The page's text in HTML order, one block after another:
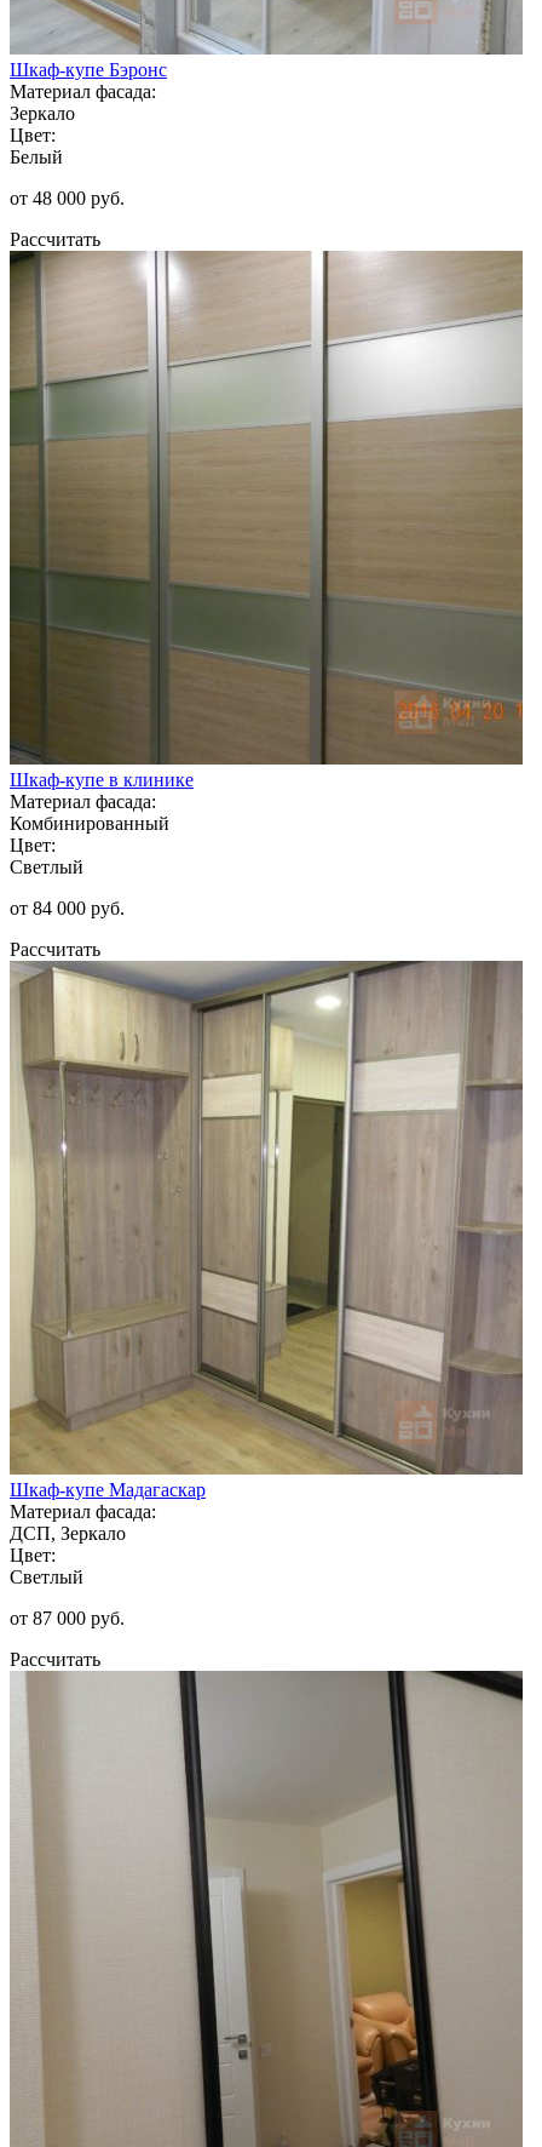
Шкаф-купе Бэронс
Материал фасада:
Зеркало
Цвет:
Белый
от 48 000 руб.
Рассчитать
Шкаф-купе в клинике
Материал фасада:
Комбинированный
Цвет:
Светлый
от 84 000 руб.
Рассчитать
Шкаф-купе Мадагаскар
Материал фасада:
ДСП, Зеркало
Цвет:
Светлый
от 87 000 руб.
Рассчитать